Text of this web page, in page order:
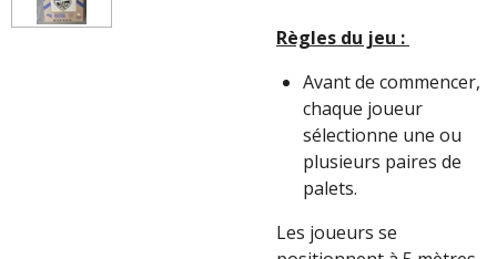
Règles du jeu :
Avant de commencer,
chaque joueur
sélectionne une ou
plusieurs paires de
palets.
Les joueurs se